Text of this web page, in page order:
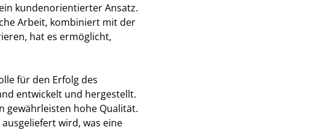
kundenorientierter Ansatz.
Arbeit, kombiniert mit der
hat es ermöglicht,
für den Erfolg des
entwickelt und hergestellt.
gewährleisten hohe Qualität.
wird, was eine